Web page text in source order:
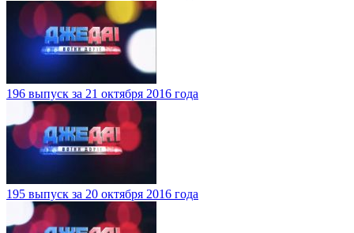
196 выпуск за 21 октября 2016 года
195 выпуск за 20 октября 2016 года